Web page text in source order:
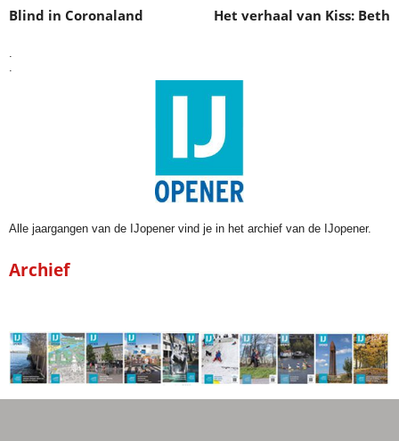
Blind in Coronaland Het verhaal van Kiss: Beth
Alle jaargangen van de IJopener vind je in het archief van de IJopener.
Archief